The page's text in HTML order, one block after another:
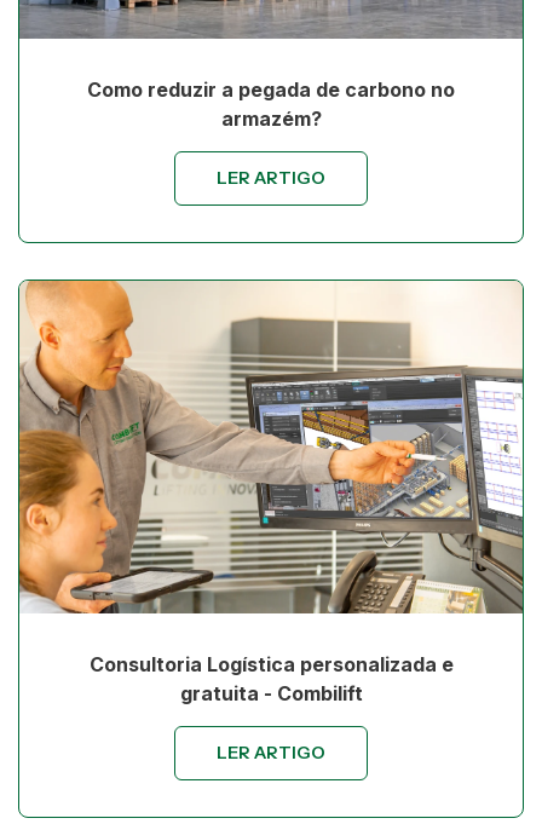
Como reduzir a pegada de carbono no
armazém?
LER ARTIGO
Consultoria Logística personalizada e
gratuita - Combilift
LER ARTIGO